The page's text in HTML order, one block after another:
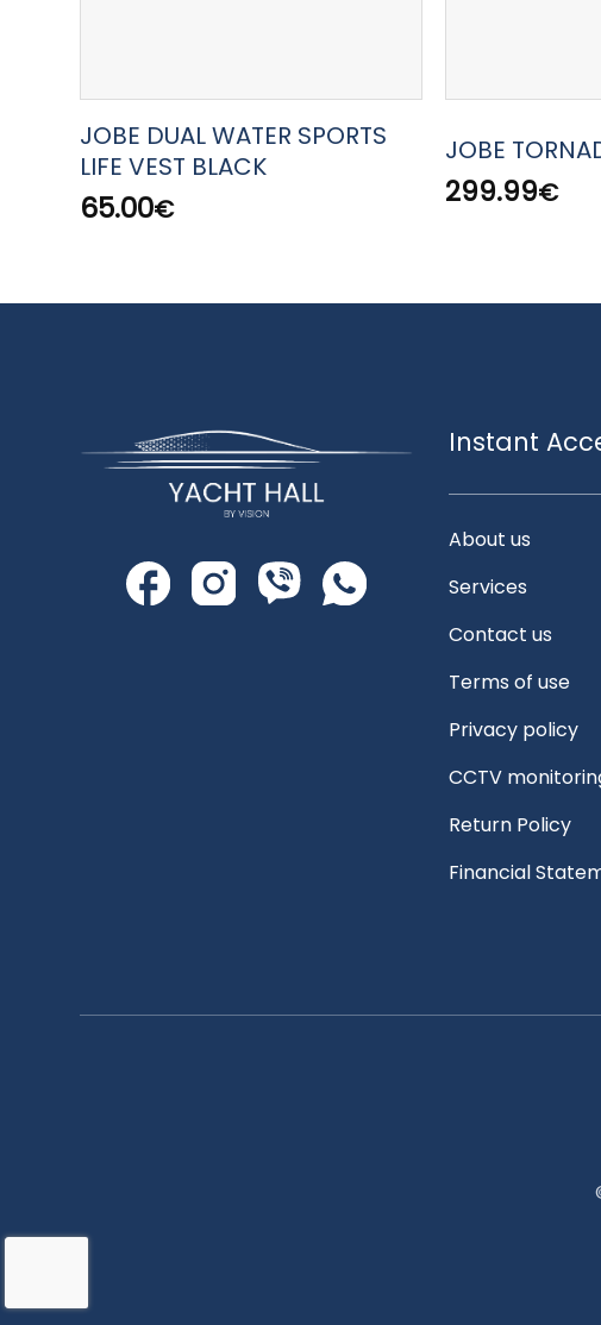
JOBE DUAL WATER SPORTS
LIFE VEST BLACK
65.00€
JOBE
299.99€
Instant
About us
Services
Contact us
Terms of use
Privacy policy
CCTV
Return Policy
Financial